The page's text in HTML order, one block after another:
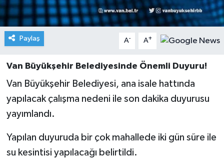
Paylaş A- A+
Van Büyükşehir Belediyesinde Önemli Duyuru!
Van Büyükşehir Belediyesi, ana isale hattında
yapılacak çalışma nedeni ile son dakika duyurusu
yayımlandı.
Yapılan duyuruda bir çok mahallede iki gün süre ile
su kesintisi yapılacağı belirtildi.